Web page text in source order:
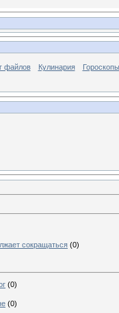
файлов Кулинария Гороскопы
сокращаться (0)
(0)
(0)